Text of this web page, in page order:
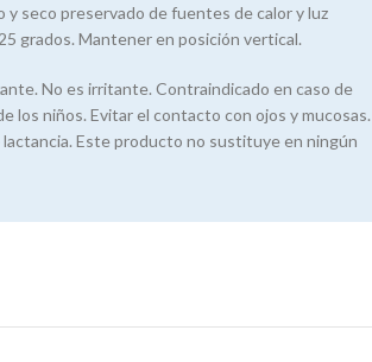
y seco preservado de fuentes de calor y luz
grados. Mantener en posición vertical.
No es irritante. Contraindicado en caso de
los niños. Evitar el contacto con ojos y mucosas.
Este producto no sustituye en ningún